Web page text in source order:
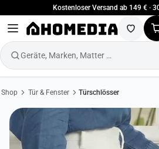
Kostenloser Versand ab 149 € ·
Geräte, Marken, Matter …
Shop Tür & Fenster Türschlösser